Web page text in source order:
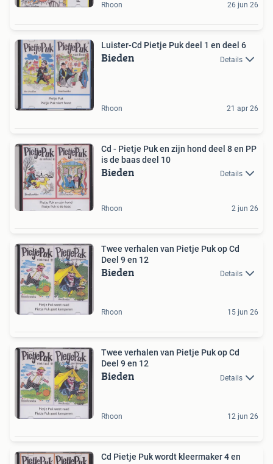
Rhoon 26 jun 26
Luister-Cd Pietje Puk deel 1 en deel 6
Bieden Details
Rhoon 21 apr 26
Cd - Pietje Puk en zijn hond deel 8 en PP
is de baas deel 10
Bieden Details
Rhoon 2 jun 26
Twee verhalen van Pietje Puk op Cd
Deel 9 en 12
Bieden Details
Rhoon 15 jun 26
Twee verhalen van Pietje Puk op Cd
Deel 9 en 12
Bieden Details
Rhoon 12 jun 26
Cd Pietje Puk wordt kleermaker 4 en